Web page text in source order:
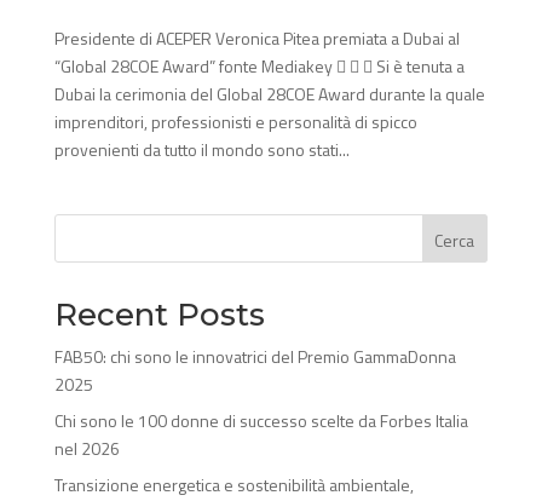
Presidente di ACEPER Veronica Pitea premiata a Dubai al
“Global 28COE Award” fonte Mediakey    Si è tenuta a
Dubai la cerimonia del Global 28COE Award durante la quale
imprenditori, professionisti e personalità di spicco
provenienti da tutto il mondo sono stati...
Cerca
Recent Posts
FAB50: chi sono le innovatrici del Premio GammaDonna
2025
Chi sono le 100 donne di successo scelte da Forbes Italia
nel 2026
Transizione energetica e sostenibilità ambientale,